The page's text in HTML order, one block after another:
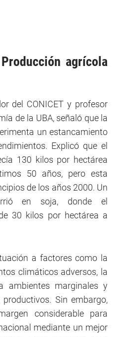
agrícola
del CONICET y profesor
de la UBA, señaló que la
un estancamiento
Explicó que el
130 kilos por hectárea
50 años, pero esta
de los años 2000. Un
en soja, donde el
30 kilos por hectárea a
a factores como la
climáticos adversos, la
ambientes marginales y
Sin embargo,
considerable para
mediante un mejor